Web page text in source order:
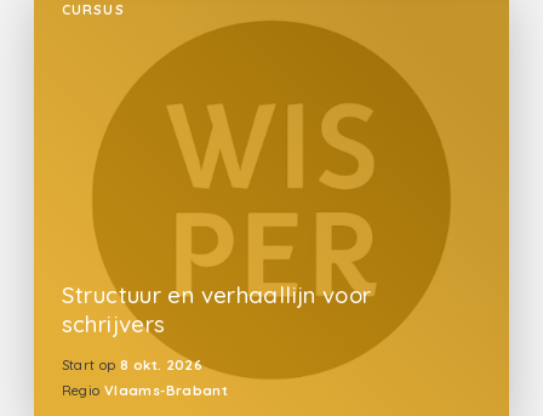
CURSUS
Structuur en verhaallijn voor
schrijvers
Start op 8 okt. 2026
Regio Vlaams-Brabant